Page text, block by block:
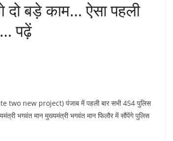
बड़े काम… ऐसा पहली
पढ़ें
new project) पंजाब में पहली बार सभी 454 पुलिस
भगवंत मान मुख्यमंत्री भगवंत मान फिलौर में सौंपेंगे पुलिस